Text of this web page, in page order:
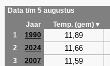
Data t/m 5 augustus
Jaar
Temp. (gem)▼
1
1990 11,89
2 2024 11,66
3 2007 11,59